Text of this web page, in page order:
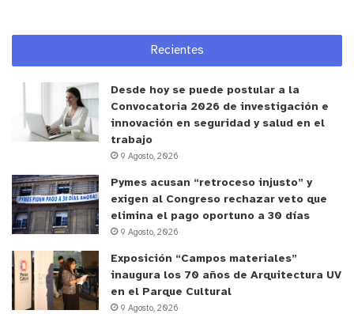
Recientes
Desde hoy se puede postular a la
Convocatoria 2026 de investigación e
innovación en seguridad y salud en el
trabajo
9 Agosto, 2026
Pymes acusan “retroceso injusto” y
exigen al Congreso rechazar veto que
elimina el pago oportuno a 30 días
9 Agosto, 2026
Exposición “Campos materiales”
inaugura los 70 años de Arquitectura UV
en el Parque Cultural
9 Agosto, 2026